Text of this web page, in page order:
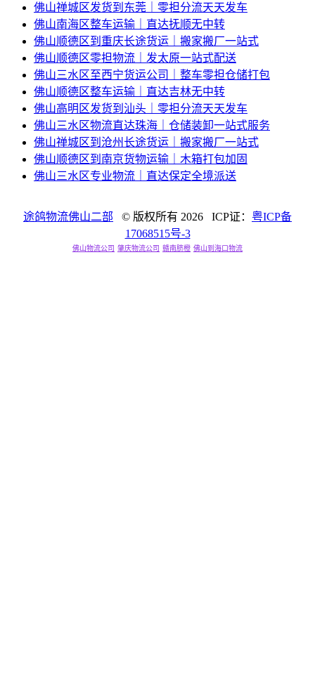
佛山禅城区发货到东莞｜零担分流天天发车
佛山南海区整车运输｜直达抚顺无中转
佛山顺德区到重庆长途货运｜搬家搬厂一站式
佛山顺德区零担物流｜发太原一站式配送
佛山三水区至西宁货运公司｜整车零担仓储打包
佛山顺德区整车运输｜直达吉林无中转
佛山高明区发货到汕头｜零担分流天天发车
佛山三水区物流直达珠海｜仓储装卸一站式服务
佛山禅城区到沧州长途货运｜搬家搬厂一站式
佛山顺德区到南京货物运输｜木箱打包加固
佛山三水区专业物流｜直达保定全境派送
途鸽物流佛山二部 © 版权所有 2026 ICP证： 粤ICP备
17068515号-3
佛山物流公司 肇庆物流公司 赣南脐橙 佛山到海口物流